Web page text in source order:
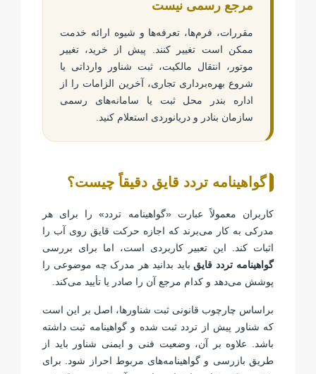
مرجع رسمی نیست
مقررات، فرم‌ها، تعرفه‌ها و شیوه ارائه خدمت
ممکن است تغییر کنند. پیش از خرید، تغییر
موتور، انتقال مالکیت، ثبت شناور وارداتی یا
شروع بهره‌برداری تجاری، آخرین الزامات را از
اداره بندر محل ثبت یا سامانه‌های رسمی
سازمان بنادر و دریانوردی استعلام کنید.
گواهینامه تردد قایق دقیقاً چیست؟
کاربران معمولاً عبارت «گواهینامه تردد» را برای هر
مدرکی به کار می‌برند که اجازه حرکت قایق روی آب را
اثبات کند. این تعبیر کاربردی است، اما برای بررسی
گواهینامه تردد قایق باید بدانید هر مدرک چه موضوعی را
پوشش می‌دهد و کدام مرجع آن را صادر یا تأیید می‌کند.
براساس چارچوب قانونی ثبت شناورها، اصل بر این است
که شناور پیش از تردد ثبت شده و گواهینامه ثبت داشته
باشد. علاوه بر آن، وضعیت فنی و ایمنی شناور باید از
طریق بازرسی و گواهینامه‌های مربوط احراز شود. برای